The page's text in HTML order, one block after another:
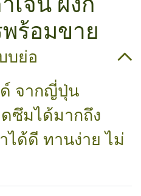
ร้อมขาย
บย่อ
ด์ จากญี่ปุ่น
ซึมได้มากถึง
ได้ดี ทานง่าย ไม่